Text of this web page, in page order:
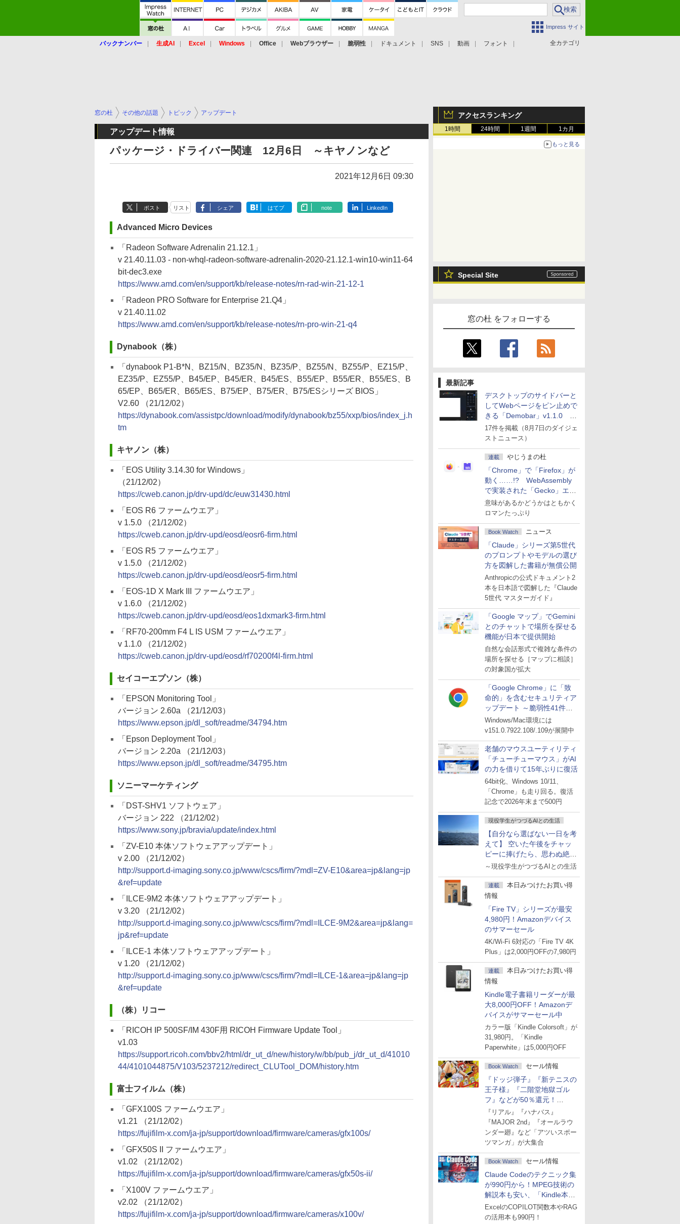
Impress サイト
全カテゴリ
バックナンバー 生成AI Excel Windows Office Webブラウザー 脆弱性 ドキュメント SNS 動画 フォント
アクセスランキング
1時間 24時間 1週間 1カ月
もっと見る
Special Site
窓の杜 をフォローする
最新記事
デスクトップのサイドバーと
してWebページをピン止めで
きる「Demobar」v1.1.0 ほ
か
17件を掲載（8月7日のダイジェ
ストニュース）
連載 やじうまの杜
「Chrome」で「Firefox」が
動く……!? WebAssembly
で実装された「Gecko」エン
ジン
意味があるかどうかはともかく
ロマンたっぷり
Book Watch ニュース
「Claude」シリーズ第5世代
のプロンプトやモデルの選び
方を図解した書籍が無償公開
Anthropicの公式ドキュメント2
本を日本語で図解した『Claude
5世代 マスターガイド』
「Google マップ」でGemini
とのチャットで場所を探せる
機能が日本で提供開始
自然な会話形式で複雑な条件の
場所を探せる［マップに相談］
の対象国が拡大
「Google Chrome」に「致
命的」を含むセキュリティア
ップデート ～脆弱性41件に
対処
Windows/Mac環境には
v151.0.7922.108/.109が展開中
老舗のマウスユーティリティ
「チューチューマウス」がAI
の力を借りて15年ぶりに復活
64bit化、Windows 10/11、
「Chrome」も走り回る。復活
記念で2026年末まで500円
現役学生がつづるAIとの生活
【自分なら選ばない一日を考
えて】 空いた午後をチャッ
ピーに捧げたら、思わぬ絶景
に出会った話
～現役学生がつづるAIとの生活
連載
本日みつけたお買い得
情報
「Fire TV」シリーズが最安
4,980円！Amazonデバイス
のサマーセール
4K/Wi-Fi 6対応の「Fire TV 4K
Plus」は2,000円OFFの7,980円
連載
本日みつけたお買い得
情報
Kindle電子書籍リーダーが最
大8,000円OFF！Amazonデ
バイスがサマーセール中
カラー版「Kindle Colorsoft」が
31,980円。「Kindle
Paperwhite」は5,000円OFF
Book Watch セール情報
『ドッジ弾子』『新テニスの
王子様』『二階堂地獄ゴル
フ』などが50％還元！
Amazonマンガ週末セール
『リアル』『ハナバス』
『MAJOR 2nd』『オールラウ
ンダー廻』など「アツいスポー
ツマンガ」が大集合
Book Watch セール情報
Claude Codeのテクニック集
が990円から！MPEG技術の
解説本も安い、「Kindle本サ
マーセール」第2弾開始！
ExcelのCOPILOT関数本やRAG
の活用本も990円！
窓の杜 その他の話題 トピック アップデート
アップデート情報
パッケージ・ドライバー関連 12月6日 ～キヤノンなど
2021年12月6日 09:30
ポスト リスト シェア はてブ note LinkedIn
Advanced Micro Devices
「Radeon Software Adrenalin 21.12.1」
v 21.40.11.03 - non-whql-radeon-software-adrenalin-2020-21.12.1-win10-win11-64
bit-dec3.exe
https://www.amd.com/en/support/kb/release-notes/rn-rad-win-21-12-1
「Radeon PRO Software for Enterprise 21.Q4」
v 21.40.11.02
https://www.amd.com/en/support/kb/release-notes/rn-pro-win-21-q4
Dynabook（株）
「dynabook P1-B*N、BZ15/N、BZ35/N、BZ35/P、BZ55/N、BZ55/P、EZ15/P、
EZ35/P、EZ55/P、B45/EP、B45/ER、B45/ES、B55/EP、B55/ER、B55/ES、B
65/EP、B65/ER、B65/ES、B75/EP、B75/ER、B75/ESシリーズ BIOS」
V2.60 （21/12/02）
https://dynabook.com/assistpc/download/modify/dynabook/bz55/xxp/bios/index_j.h
tm
キヤノン（株）
「EOS Utility 3.14.30 for Windows」
（21/12/02）
https://cweb.canon.jp/drv-upd/dc/euw31430.html
「EOS R6 ファームウエア」
v 1.5.0 （21/12/02）
https://cweb.canon.jp/drv-upd/eosd/eosr6-firm.html
「EOS R5 ファームウエア」
v 1.5.0 （21/12/02）
https://cweb.canon.jp/drv-upd/eosd/eosr5-firm.html
「EOS-1D X Mark III ファームウエア」
v 1.6.0 （21/12/02）
https://cweb.canon.jp/drv-upd/eosd/eos1dxmark3-firm.html
「RF70-200mm F4 L IS USM ファームウエア」
v 1.1.0 （21/12/02）
https://cweb.canon.jp/drv-upd/eosd/rf70200f4l-firm.html
セイコーエプソン（株）
「EPSON Monitoring Tool」
バージョン 2.60a （21/12/03）
https://www.epson.jp/dl_soft/readme/34794.htm
「Epson Deployment Tool」
バージョン 2.20a （21/12/03）
https://www.epson.jp/dl_soft/readme/34795.htm
ソニーマーケティング
「DST-SHV1 ソフトウェア」
バージョン 222 （21/12/02）
https://www.sony.jp/bravia/update/index.html
「ZV-E10 本体ソフトウェアアップデート」
v 2.00 （21/12/02）
http://support.d-imaging.sony.co.jp/www/cscs/firm/?mdl=ZV-E10&area=jp&lang=jp
&ref=update
「ILCE-9M2 本体ソフトウェアアップデート」
v 3.20 （21/12/02）
http://support.d-imaging.sony.co.jp/www/cscs/firm/?mdl=ILCE-9M2&area=jp&lang=
jp&ref=update
「ILCE-1 本体ソフトウェアアップデート」
v 1.20 （21/12/02）
http://support.d-imaging.sony.co.jp/www/cscs/firm/?mdl=ILCE-1&area=jp&lang=jp
&ref=update
（株）リコー
「RICOH IP 500SF/IM 430F用 RICOH Firmware Update Tool」
v1.03
https://support.ricoh.com/bbv2/html/dr_ut_d/new/history/w/bb/pub_j/dr_ut_d/41010
44/4101044875/V103/5237212/redirect_CLUTool_DOM/history.htm
富士フイルム（株）
「GFX100S ファームウエア」
v1.21 （21/12/02）
https://fujifilm-x.com/ja-jp/support/download/firmware/cameras/gfx100s/
「GFX50S II ファームウエア」
v1.02 （21/12/02）
https://fujifilm-x.com/ja-jp/support/download/firmware/cameras/gfx50s-ii/
「X100V ファームウエア」
v2.02 （21/12/02）
https://fujifilm-x.com/ja-jp/support/download/firmware/cameras/x100v/